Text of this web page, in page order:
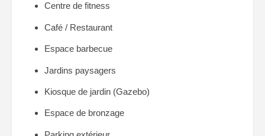
Centre de fitness
Café / Restaurant
Espace barbecue
Jardins paysagers
Kiosque de jardin (Gazebo)
Espace de bronzage